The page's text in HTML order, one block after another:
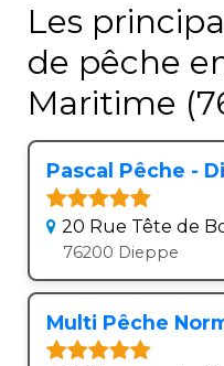
Les
de pêche
Maritime
Pascal Pêche -
20 Rue Tête de
76200 Dieppe
Multi Pêche